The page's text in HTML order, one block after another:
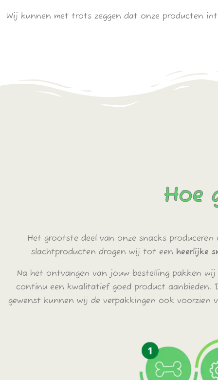
Wij kunnen met trots zeggen dat onze producten
Hoe
Het grootste deel van onze snacks
slachtproducten drogen wij tot een heerlijke
Na het ontvangen van jouw bestelling pakken
continu een kwalitatief goed product aanbieden.
gewenst kunnen wij de verpakkingen ook voorzien